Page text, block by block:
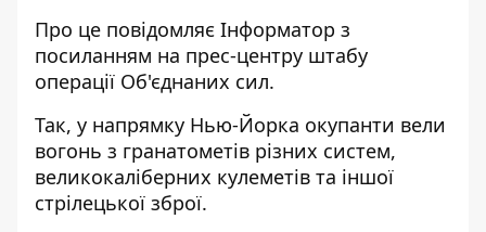
Про це повідомляє Інформатор з
посиланням на прес-центру штабу
операції Об'єднаних сил.
Так, у напрямку Нью-Йорка окупанти вели
вогонь з гранатометів різних систем,
великокаліберних кулеметів та іншої
стрілецької зброї.